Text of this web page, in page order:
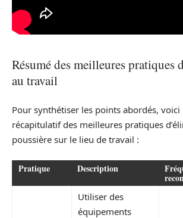
Résumé des meilleures pratiques
au travail
Pour synthétiser les points abordés, voici
récapitulatif des meilleures pratiques
poussière sur le lieu de travail :
Pratique Description
Utiliser des
équipements